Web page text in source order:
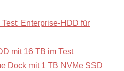
Enterprise-HDD für
mit 16 TB im Test
Dock mit 1 TB NVMe SSD